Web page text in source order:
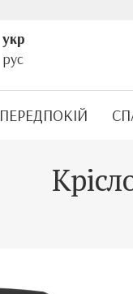
укр
рус
ПЕРЕДПОКІЙ